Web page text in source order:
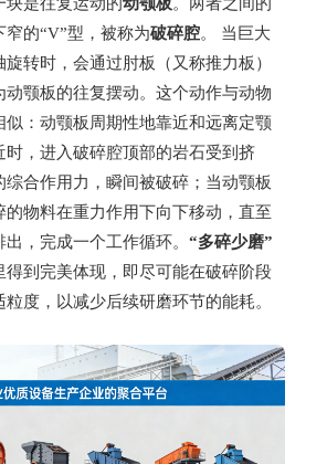
窄的“V”型，被称为破碎腔。 当巨大
转时，会通过肘板（又称推力板）
动颚板的往复摆动。这个动作与动物
似：动颚板周期性地靠近和远离定颚
时，进入破碎腔顶部的岩石受到挤
综合作用力，瞬间被破碎；当动颚板
的物料在重力作用下向下移动，直至
，完成一个工作循环。 “多碎少磨”
得到完美体现，即尽可能在破碎阶段
度，以减少后续研磨环节的能耗。